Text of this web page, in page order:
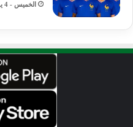
الخميس - 4 يونيو - 2026 / 8:59 صباحًا